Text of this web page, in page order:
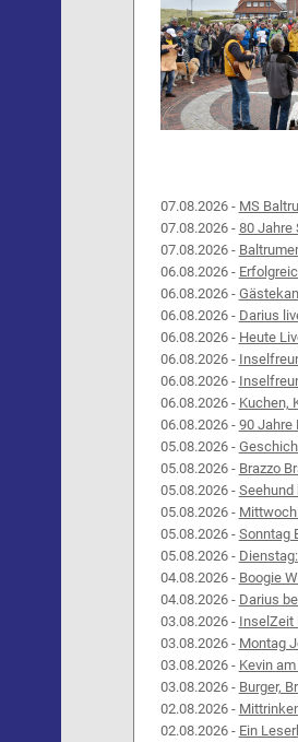
07.08.2026 - MS
07.08.2026 - 80 Jahre
07.08.2026 -
06.08.2026 -
06.08.2026 -
06.08.2026 - Darius
06.08.2026 - Heute
06.08.2026 -
06.08.2026 -
06.08.2026 - Kuchen,
06.08.2026 - 90 Jahre
05.08.2026 -
05.08.2026 - Brazzo
05.08.2026 - Seehund
05.08.2026 -
05.08.2026 - Sonntag
05.08.2026 -
04.08.2026 - Boogie
04.08.2026 - Darius
03.08.2026 - InselZeit
03.08.2026 - Montag
03.08.2026 - Kevin
03.08.2026 - Burger,
02.08.2026 -
02.08.2026 - Ein